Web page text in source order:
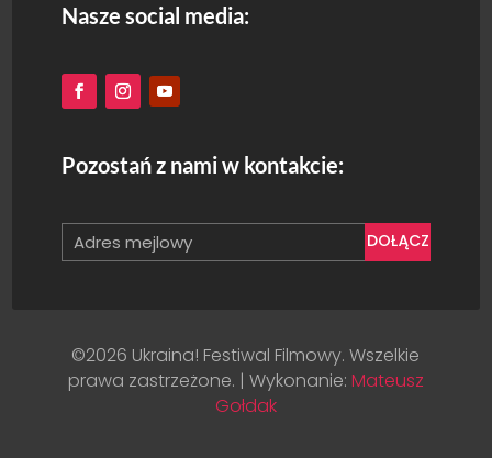
Nasze social media:
Pozostań z nami w kontakcie:
DOŁĄCZ
©2026 Ukraina! Festiwal Filmowy. Wszelkie
prawa zastrzeżone. | Wykonanie: Mateusz
Gołdak